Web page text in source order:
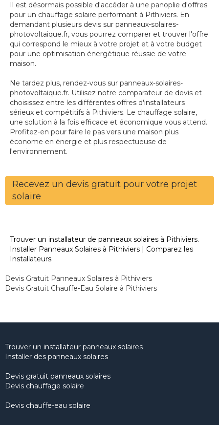
Il est désormais possible d'accéder à une panoplie d'offres
pour un chauffage solaire performant à Pithiviers. En
demandant plusieurs devis sur panneaux-solaires-
photovoltaique.fr, vous pourrez comparer et trouver l'offre
qui correspond le mieux à votre projet et à votre budget
pour une optimisation énergétique réussie de votre
maison.
Ne tardez plus, rendez-vous sur panneaux-solaires-
photovoltaique.fr. Utilisez notre comparateur de devis et
choisissez entre les différentes offres d'installateurs
sérieux et compétitifs à Pithiviers. Le chauffage solaire,
une solution à la fois efficace et économique vous attend.
Profitez-en pour faire le pas vers une maison plus
économe en énergie et plus respectueuse de
l'environnement.
Recevez un devis gratuit pour votre projet
solaire
Trouver un installateur de panneaux solaires à Pithiviers.
Installer Panneaux Solaires à Pithiviers | Comparez les
Installateurs
Devis Gratuit Panneaux Solaires à Pithiviers
Devis Gratuit Chauffe-Eau Solaire à Pithiviers
Trouver un installateur panneaux solaires
Installer des panneaux solaires
Devis gratuit panneaux solaires
Devis chauffage solaire
Devis chauffe-eau solaire